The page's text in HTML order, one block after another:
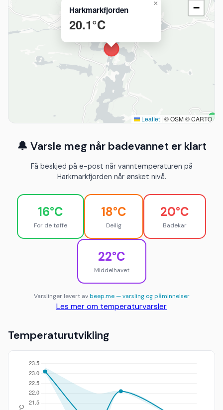
Harkmarkfjorden
20.1°C
× −
Leaflet | © OSM © CARTO
🔔 Varsle meg når badevannet er klart
Få beskjed på e-post når vanntemperaturen på
Harkmarkfjorden når ønsket nivå.
16°C
For de tøffe
18°C
Deilig
20°C
Badekar
22°C
Middelhavet
Varslinger levert avbeep.me — varsling og påminnelser
Les mer om temperaturvarsler
Temperaturutvikling